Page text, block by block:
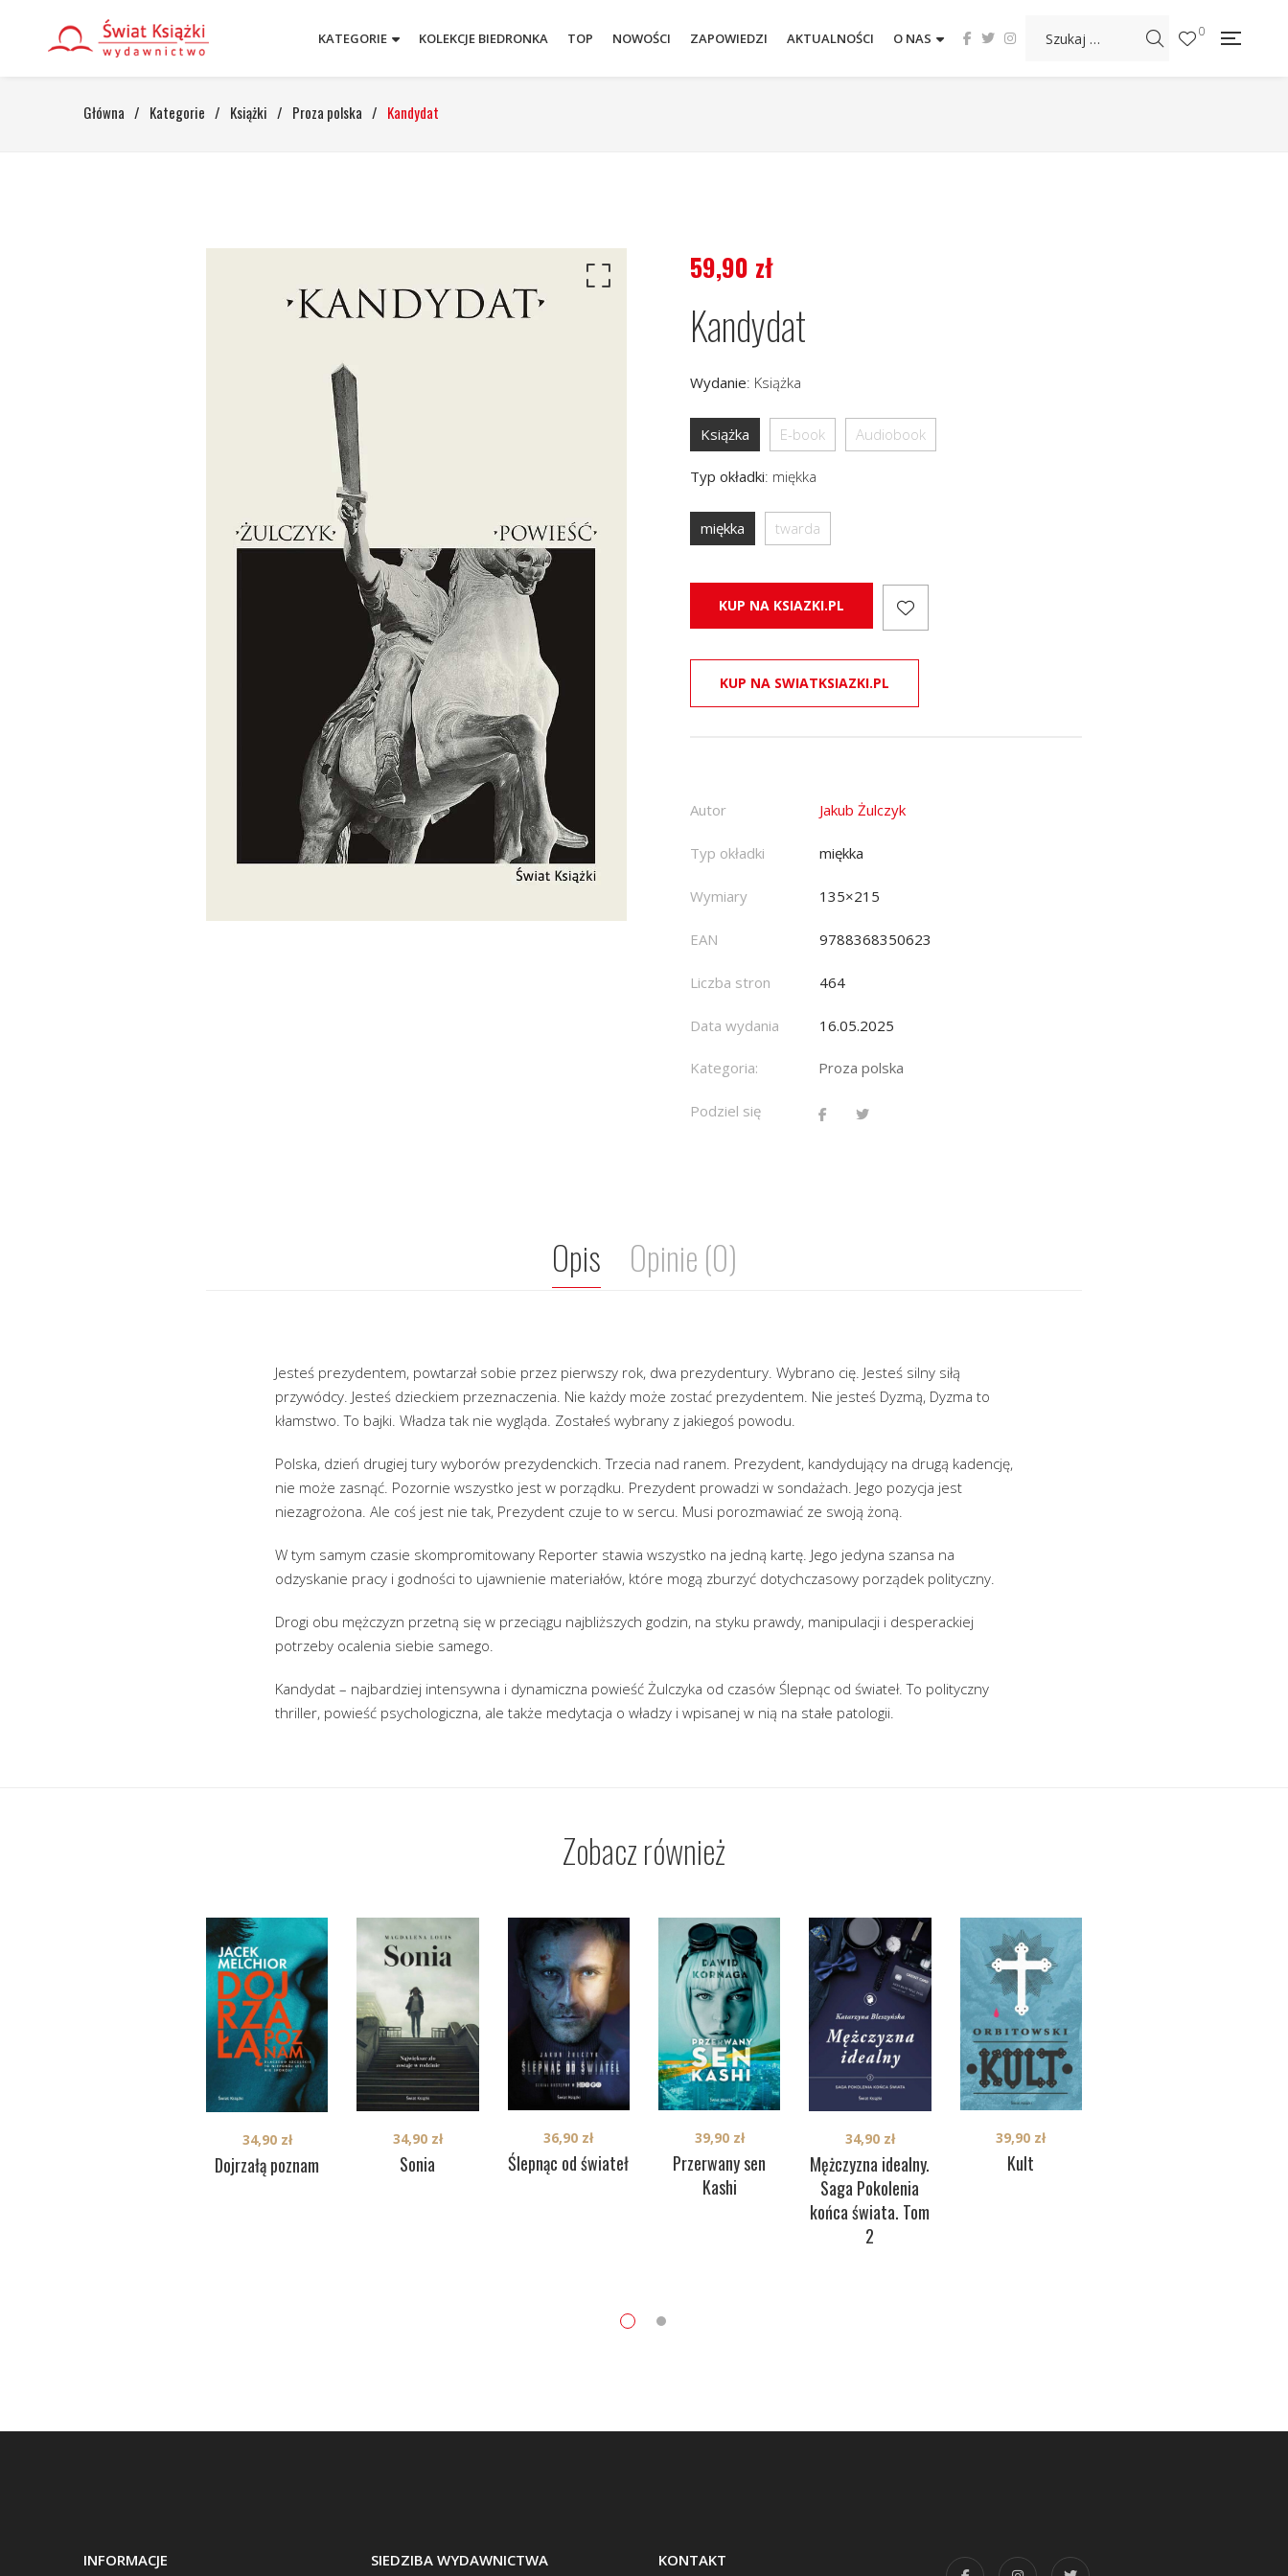
KATEGORIE KOLEKCJE BIEDRONKA TOP NOWOŚCI ZAPOWIEDZI AKTUALNOŚCI O NAS 0
Główna / Kategorie / Książki / Proza polska / Kandydat
59,90 zł
Kandydat
Wydanie: Książka
Książka E-book Audiobook
Typ okładki: miękka
miękka twarda
KUP NA KSIAZKI.PL
KUP NA SWIATKSIAZKI.PL
Autor Jakub Żulczyk
Typ okładki miękka
Wymiary 135×215
EAN 9788368350623
Liczba stron 464
Data wydania 16.05.2025
Kategoria: Proza polska
Podziel się
Opis Opinie (0)
Jesteś prezydentem, powtarzał sobie przez pierwszy rok, dwa prezydentury. Wybrano cię. Jesteś silny siłą
przywódcy. Jesteś dzieckiem przeznaczenia. Nie każdy może zostać prezydentem. Nie jesteś Dyzmą, Dyzma to
kłamstwo. To bajki. Władza tak nie wygląda. Zostałeś wybrany z jakiegoś powodu.
Polska, dzień drugiej tury wyborów prezydenckich. Trzecia nad ranem. Prezydent, kandydujący na drugą kadencję,
nie może zasnąć. Pozornie wszystko jest w porządku. Prezydent prowadzi w sondażach. Jego pozycja jest
niezagrożona. Ale coś jest nie tak, Prezydent czuje to w sercu. Musi porozmawiać ze swoją żoną.
W tym samym czasie skompromitowany Reporter stawia wszystko na jedną kartę. Jego jedyna szansa na
odzyskanie pracy i godności to ujawnienie materiałów, które mogą zburzyć dotychczasowy porządek polityczny.
Drogi obu mężczyzn przetną się w przeciągu najbliższych godzin, na styku prawdy, manipulacji i desperackiej
potrzeby ocalenia siebie samego.
Kandydat – najbardziej intensywna i dynamiczna powieść Żulczyka od czasów Ślepnąc od świateł. To polityczny
thriller, powieść psychologiczna, ale także medytacja o władzy i wpisanej w nią na stałe patologii.
Zobacz również
Dojrzałą poznam
34,90 zł
Sonia
34,90 zł
Ślepnąc od świateł
36,90 zł
Przerwany sen
Kashi
39,90 zł
Mężczyzna idealny.
Saga Pokolenia
końca świata. Tom
2
34,90 zł
Kult
39,90 zł
INFORMACJE SIEDZIBA WYDAWNICTWA KONTAKT